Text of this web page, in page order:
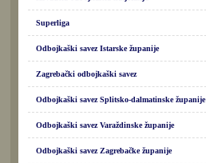
Superliga
Odbojkaški savez Istarske županije
Zagrebački odbojkaški savez
Odbojkaški savez Splitsko-dalmatinske županije
Odbojkaški savez Varaždinske županije
Odbojkaški savez Zagrebačke županije